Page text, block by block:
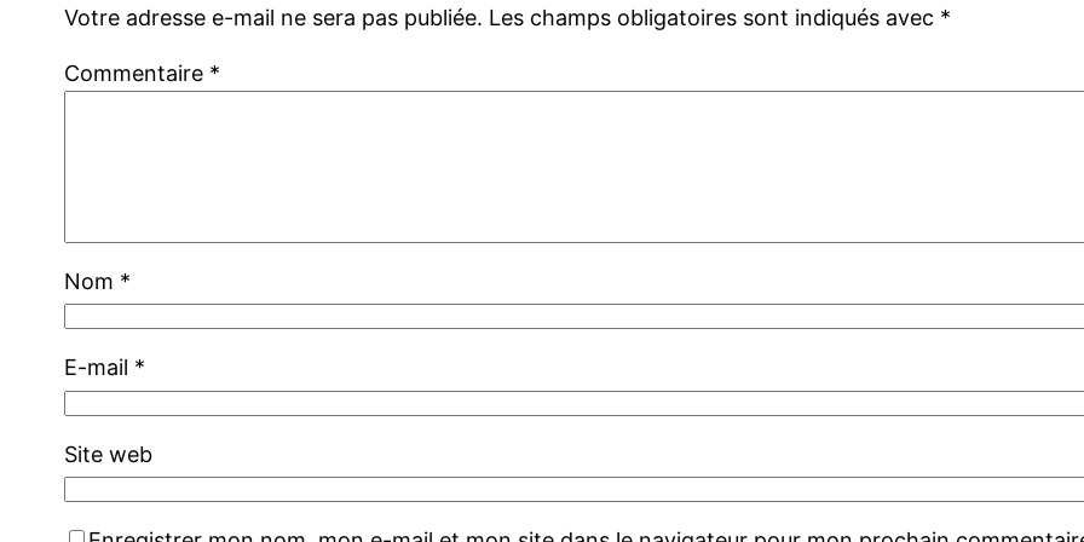
Votre adresse e-mail ne sera pas publiée. Les champs obligatoires sont indiqués avec *
Commentaire *
Nom *
E-mail *
Site web